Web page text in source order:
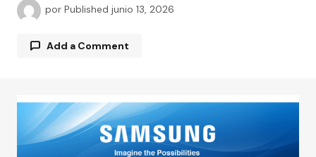
por Published junio 13, 2026
Add a Comment
Tu dirección de correo electrónico no será
publicada.Los campos obligatorios están
marcados con*